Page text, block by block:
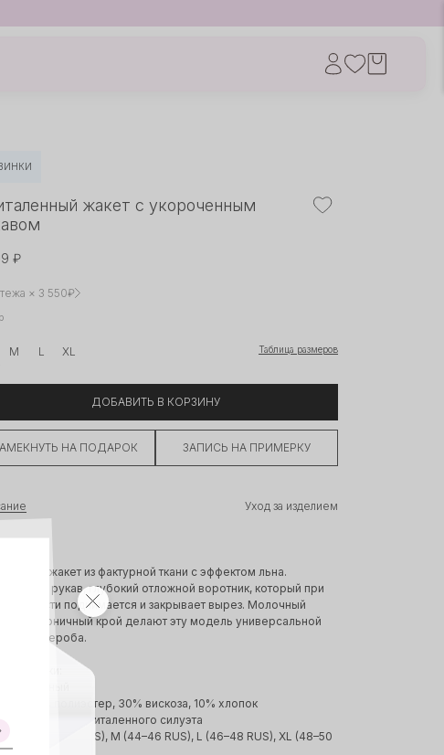
жакет с укороченным
₽
× 3 550₽
M L XL Таблица размеров
ДОБАВИТЬ В КОРЗИНУ
НА ПОДАРОК ЗАПИСЬ НА ПРИМЕРКУ
Уход за изделием
жакет из фактурной ткани с эффектом льна.
рукав, глубокий отложной воротник, который при
поднимается и закрывает вырез. Молочный
и лаконичный крой делают эту модель универсальной
гардероба.
60% полиэстер, 30% вискоза, 10% хлопок
модель приталенного силуэта
S (42–44 RUS), M (44–46 RUS), L (46–48 RUS), XL (48–50